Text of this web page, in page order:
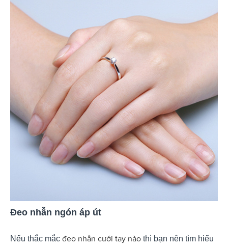
Đeo nhẫn ngón áp út
Nếu thắc mắc đeo nhẫn cưới tay nào thì bạn nên tìm hiểu